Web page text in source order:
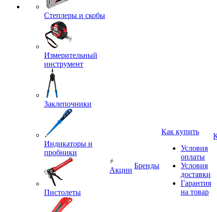
Степлеры и скобы
Измерительный
инструмент
Заклепочники
Индикаторы и
пробники
Пистолеты
Акции
Бренды
Как купить
Условия
оплаты
Условия
доставки
Гарантия
на товар